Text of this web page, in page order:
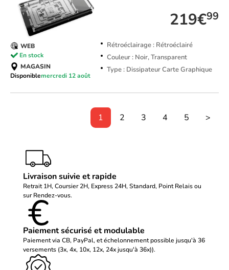
219€99
Rétroéclairage : Rétroéclairé
Couleur : Noir, Transparent
Type : Dissipateur Carte Graphique
WEB
En stock
MAGASIN
Disponiblemercredi 12 août
1 2 3 4 5 >
Livraison suivie et rapide
Retrait 1H, Coursier 2H, Express 24H, Standard, Point Relais ou
sur Rendez-vous.
Paiement sécurisé et modulable
Paiement via CB, PayPal, et échelonnement possible jusqu'à 36
versements (3x, 4x, 10x, 12x, 24x jusqu'à 36x)).